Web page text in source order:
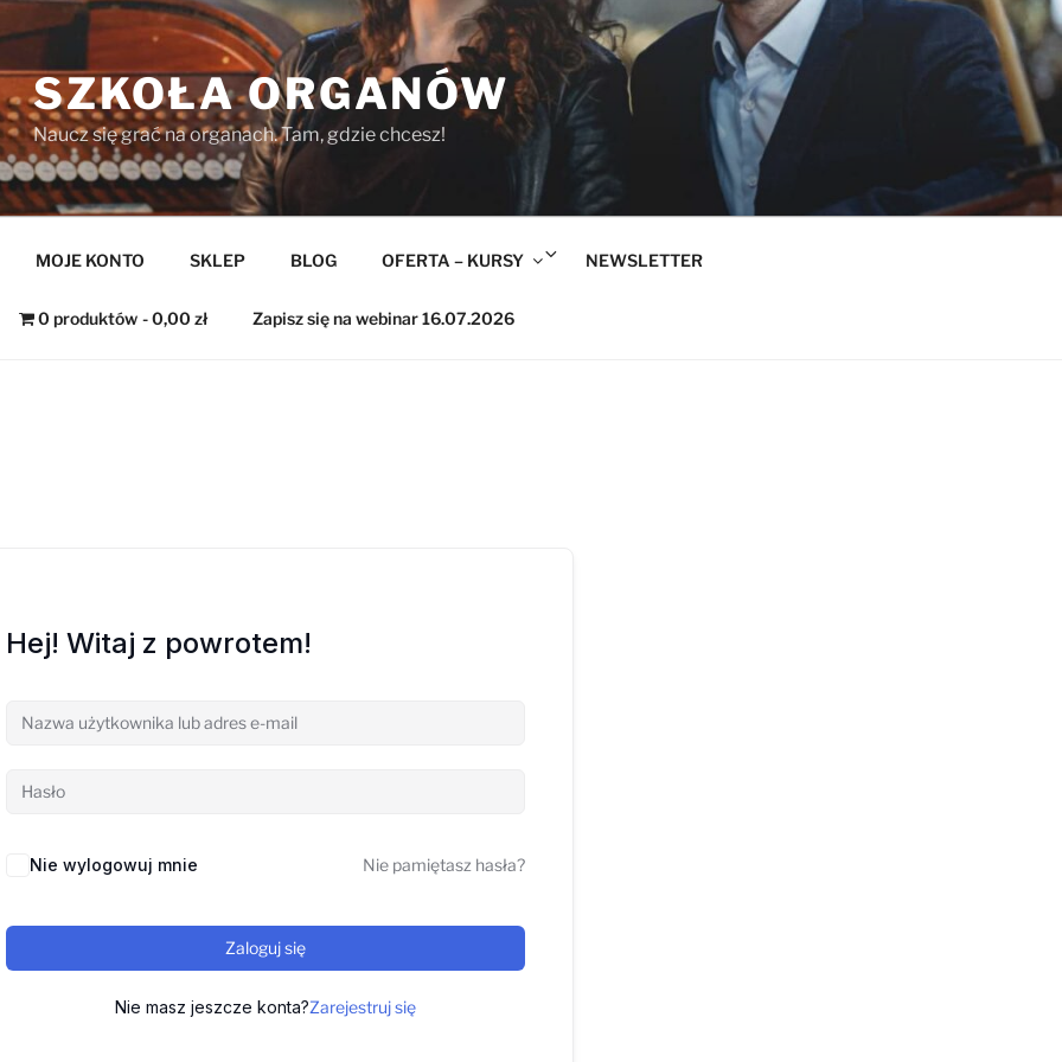
SZKOŁA ORGANÓW
Naucz się grać na organach. Tam, gdzie chcesz!
MOJE KONTO SKLEP BLOG OFERTA – KURSY
Rozwiń
NEWSLETTER
0 produktów 0,00 zł Zapisz się na webinar 16.07.2026
Hej! Witaj z powrotem!
Nie wylogowuj mnie Nie pamiętasz hasła?
Zaloguj się
Nie masz jeszcze konta?Zarejestruj się